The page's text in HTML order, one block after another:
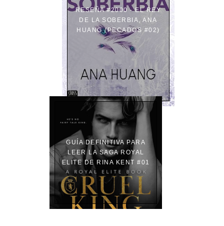
RESEÑA #2000 - EL REY
DE LA SOBERBIA, ANA
HUANG (PECADOS #02)
GUÍA DEFINITIVA PARA
LEER LA SAGA ROYAL
ELITE DE RINA KENT #01